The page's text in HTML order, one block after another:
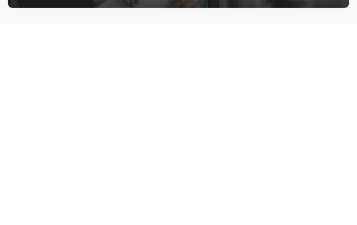
bij de hippe webwinkel van Jules, wat een gouden zet blijkt te zijn.